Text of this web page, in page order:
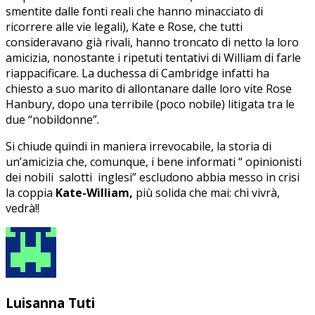
smentite dalle fonti reali che hanno minacciato di
ricorrere alle vie legali), Kate e Rose, che tutti
consideravano già rivali, hanno troncato di netto la loro
amicizia, nonostante i ripetuti tentativi di William di farle
riappacificare. La duchessa di Cambridge infatti ha
chiesto a suo marito di allontanare dalle loro vite Rose
Hanbury, dopo una terribile (poco nobile) litigata tra le
due “nobildonne”.
Si chiude quindi in maniera irrevocabile, la storia di
un’amicizia che, comunque, i bene informati “ opinionisti
dei nobili salotti inglesi” escludono abbia messo in crisi
la coppia Kate-William, più solida che mai: chi vivrà,
vedrà!!
Luisanna Tuti